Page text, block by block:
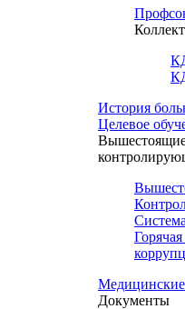
История
Целевое
Документы